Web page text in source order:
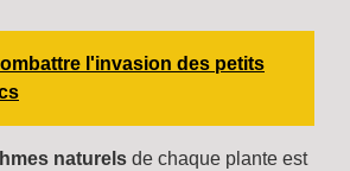
l'invasion des petits
naturels de chaque plante est